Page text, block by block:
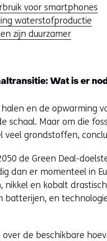
voor smartphones
waterstofproductie
zijn duurzamer
Wat is er
en de opwarming
schaal. Maar om die
grondstoffen,
de Green Deal-
dan er momenteel in
nikkel en kobalt
batterijen, en
over de beschikbare